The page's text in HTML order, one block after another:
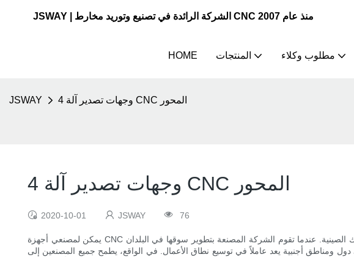
JSWAY | الشركة الرائدة في تصنيع وتوريد مخارط CNC منذ عام 2007
HOME المنتجات مطلوب وكلاء
JSWAY 4 وجهات تصدير آلة CNC المحور
4 وجهات تصدير آلة CNC المحور
2020-10-01 JSWAY 76
يمكن لمصنعي أجهزة CNC المحور 4 المحور تطوير قنوات مبيعات في مختلف البلدان والمناطق. لا يمكن تحديد موقع الصادرات من الوجهة إلا في الجمارك الصينية. عندما تقوم الشركة المصنعة بتطوير سوقها في البلدان
ومناطق أجنبية يعد عاملاً في توسيع نطاق الأعمال. في الواقع، يطمح جميع المصنعين إلى